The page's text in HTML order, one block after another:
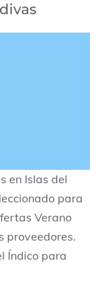
en Islas del
para
Verano
proveedores.
Índico para